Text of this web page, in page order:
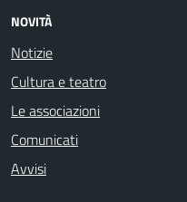
NOVITÀ
Notizie
Cultura e teatro
Le associazioni
Comunicati
Avvisi